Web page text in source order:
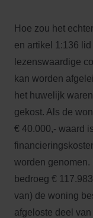
Hoe zou het
en artikel 1:136
lezenswaardige
kan worden
het huwelijk
gekost. Als de
€ 40.000,- waard
worden
bedroeg €
van) de woning
afgeloste deel